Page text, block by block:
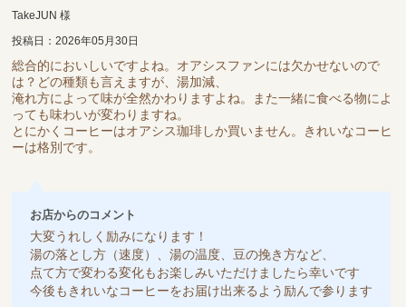
TakeJUN 様
投稿日：2026年05月30日
総合的においしいですよね。オアシスファンには欠かせないので
は？どの種類も言えますが、湯加減、
淹れ方によって味が全然かわりますよね。また一緒に食べる物によ
っても味わいが変わりますね。
とにかくコーヒーはオアシス珈琲しか買いません。きれいなコーヒ
ーは格別です。
お店からのコメント
大変うれしく励みになります！
湯の落とし方（速度）、湯の温度、豆の挽き方など、
点て方で変わる変化もお楽しみいただけましたら幸いです
今後もきれいなコーヒーをお届け出来るよう励んで参ります